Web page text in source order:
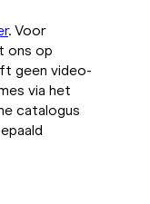
. Voor
ons op
geen video-
via het
catalogus